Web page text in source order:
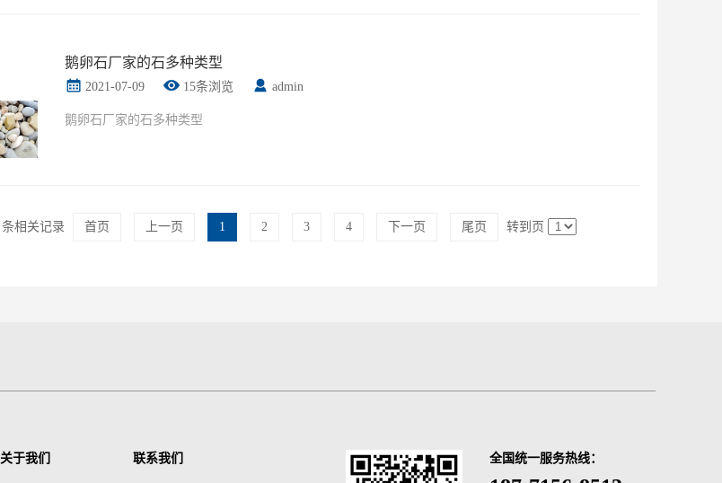
鹅卵石厂家的石多种类型
2021-07-09 15条浏览 admin
鹅卵石厂家的石多种类型
条相关记录 首页 上一页 1 2 3 4 下一页 尾页 转到页
关于我们 联系我们 全国统一服务热线：